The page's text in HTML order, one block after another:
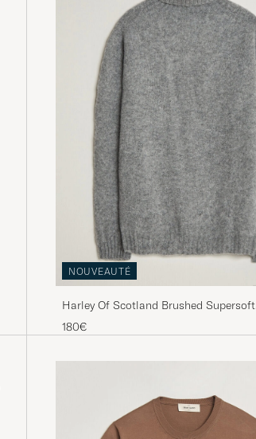
NOUVEAUTÉ
Harley Of Scotland Brushed Supersoft
Lambswool Rollneck Mid Grey
180€